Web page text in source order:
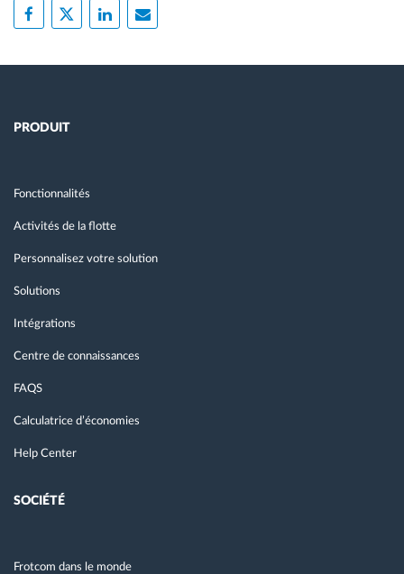
PRODUIT
Fonctionnalités
Activités de la flotte
Personnalisez votre solution
Solutions
Intégrations
Centre de connaissances
FAQS
Calculatrice d’économies
Help Center
SOCIÉTÉ
Frotcom dans le monde